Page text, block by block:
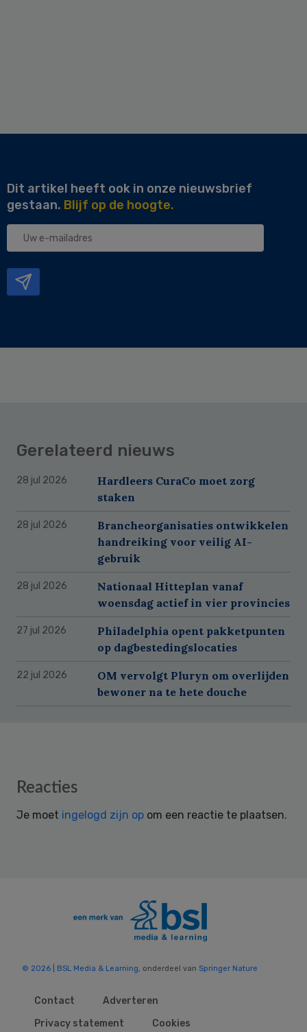
Dit artikel heeft ook in onze nieuwsbrief
gestaan. Blijf op de hoogte.
Uw
Gerelateerd nieuws
28 jul 2026
Hardleers CuraCo moet zorg
staken
28 jul 2026
Brancheorganisaties ontwikkelen
handreiking voor veilig AI-
gebruik
28 jul 2026
Nationaal Hitteplan vanaf
woensdag actief in vier provincies
27 jul 2026
Philadelphia opent pakketpunten
op dagbestedingslocaties
22 jul 2026
OM vervolgt Pluryn om overlijden
bewoner na te hete douche
Reader
Reacties
Je moet ingelogd zijn op om een reactie te plaatsen.
© 2026 | BSL Media & Learning, onderdeel van Springer Nature
Contact
Adverteren
Privacy statement
Cookies